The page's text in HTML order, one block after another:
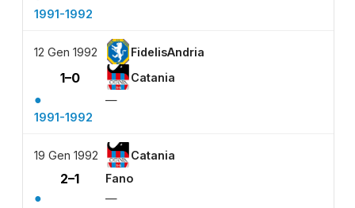
1991-1992
12 Gen 1992 FidelisAndria
1–0 Catania
●
—
1991-1992
19 Gen 1992 Catania
2–1 Fano
●
—